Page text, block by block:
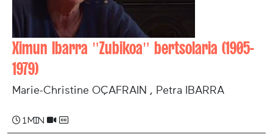
Ximun Ibarra "Zubikoa" bertsolaria (1905-
1979)
Marie-Christine OÇAFRAIN , Petra IBARRA
1 min